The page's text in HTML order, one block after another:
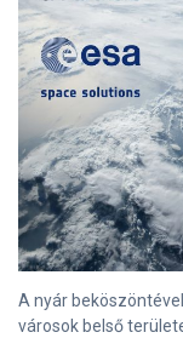
A nyár
városok belső